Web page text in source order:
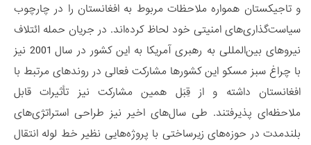
و تاجیکستان همواره ملاحظات مربوط به افغانستان را در چارچوب
سیاست‌گذاری‌های امنیتی خود لحاظ کرده‌اند. در جریان حمله ائتلاف
نیروهای بین‌المللی به رهبری آمریکا به این کشور در سال 2001 نیز
با چراغ سبز مسکو این کشورها مشارکت فعالی در روندهای مرتبط با
افغانستان داشته و از قِبَل همین مشارکت نیز تأثیرات قابل
ملاحظه‌ای پذیرفتند. طی سال‌های اخیر نیز طراحی استراتژی‌های
بلندمدت در حوزه‌های زیرساختی با پروژه‌هایی نظیر خط لوله انتقال